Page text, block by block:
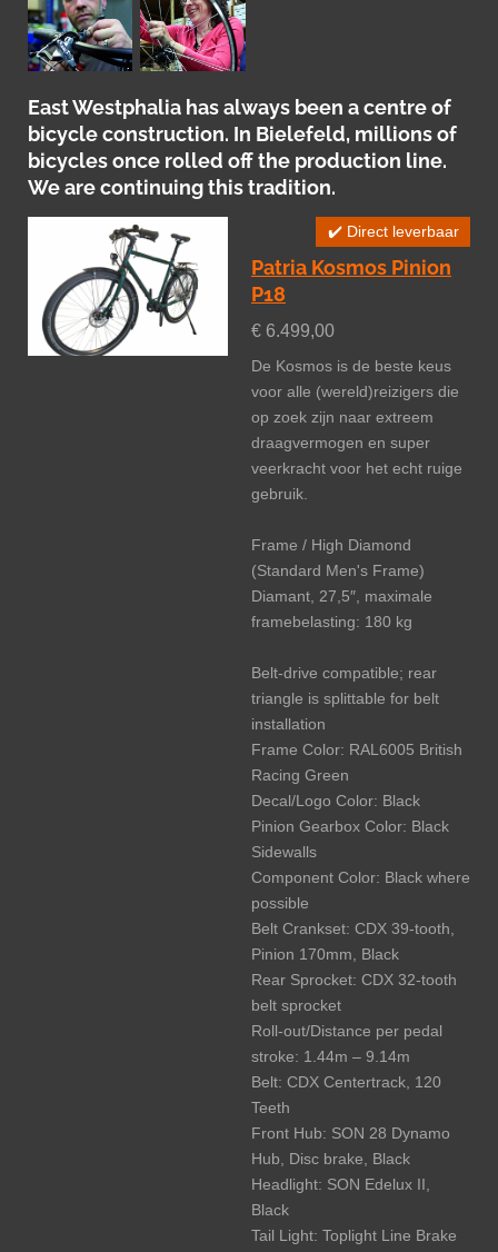
East Westphalia has always been a centre of
bicycle construction. In Bielefeld, millions of
bicycles once rolled off the production line.
We are continuing this tradition.
✔️ Direct leverbaar
Patria Kosmos Pinion
P18
€ 6.499,00
De Kosmos is de beste keus
voor alle (wereld)reizigers die
op zoek zijn naar extreem
draagvermogen en super
veerkracht voor het echt ruige
gebruik.
Frame / High Diamond
(Standard Men's Frame)
Diamant, 27,5″, maximale
framebelasting: 180 kg
Belt-drive compatible; rear
triangle is splittable for belt
installation
Frame Color: RAL6005 British
Racing Green
Decal/Logo Color: Black
Pinion Gearbox Color: Black
Sidewalls
Component Color: Black where
possible
Belt Crankset: CDX 39-tooth,
Pinion 170mm, Black
Rear Sprocket: CDX 32-tooth
belt sprocket
Roll-out/Distance per pedal
stroke: 1.44m – 9.14m
Belt: CDX Centertrack, 120
Teeth
Front Hub: SON 28 Dynamo
Hub, Disc brake, Black
Headlight: SON Edelux II,
Black
Tail Light: Toplight Line Brake